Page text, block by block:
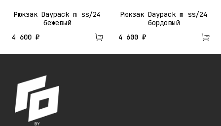
Рюкзак Daypack m ss/24
бежевый
4 600 ₽
Рюкзак Daypack m ss/24
бордовый
4 600 ₽